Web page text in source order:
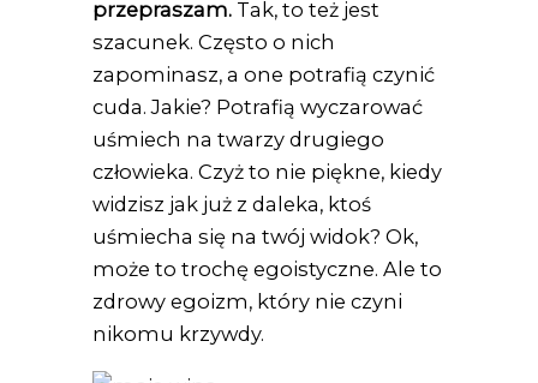
przepraszam.Tak, to też jest
szacunek. Często o nich
zapominasz, a one potrafią czynić
cuda. Jakie? Potrafią wyczarować
uśmiech na twarzy drugiego
człowieka. Czyż to nie piękne, kiedy
widzisz jak już z daleka, ktoś
uśmiecha się na twój widok? Ok,
może to trochę egoistyczne. Ale to
zdrowy egoizm, który nie czyni
nikomu krzywdy.